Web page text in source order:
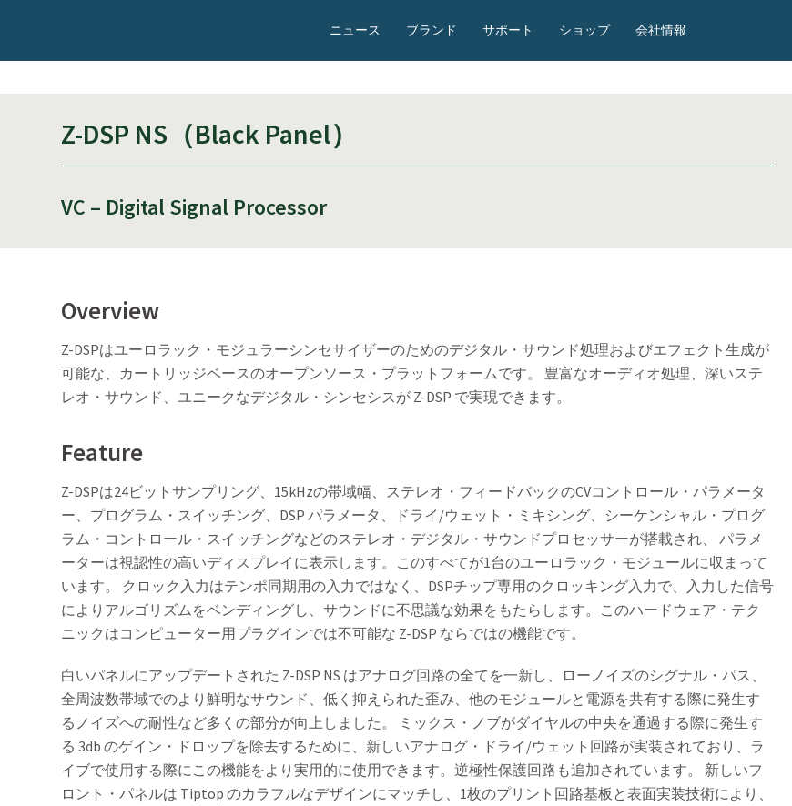
ニュース ブランド サポート ショップ 会社情報
Z-DSP NS（Black Panel）
VC – Digital Signal Processor
Overview
Z-DSPはユーロラック・モジュラーシンセサイザーのためのデジタル・サウンド処理およびエフェクト生成が
可能な、カートリッジベースのオープンソース・プラットフォームです。 豊富なオーディオ処理、深いステ
レオ・サウンド、ユニークなデジタル・シンセシスが Z-DSP で実現できます。
Feature
Z-DSPは24ビットサンプリング、15kHzの帯域幅、ステレオ・フィードバックのCVコントロール・パラメータ
ー、プログラム・スイッチング、DSP パラメータ、ドライ/ウェット・ミキシング、シーケンシャル・プログ
ラム・コントロール・スイッチングなどのステレオ・デジタル・サウンドプロセッサーが搭載され、 パラメ
ーターは視認性の高いディスプレイに表示します。このすべてが1台のユーロラック・モジュールに収まって
います。 クロック入力はテンポ同期用の入力ではなく、DSPチップ専用のクロッキング入力で、入力した信号
によりアルゴリズムをベンディングし、サウンドに不思議な効果をもたらします。このハードウェア・テク
ニックはコンピューター用プラグインでは不可能な Z-DSP ならではの機能です。
白いパネルにアップデートされた Z-DSP NS はアナログ回路の全てを一新し、ローノイズのシグナル・パス、
全周波数帯域でのより鮮明なサウンド、低く抑えられた歪み、他のモジュールと電源を共有する際に発生す
るノイズへの耐性など多くの部分が向上しました。 ミックス・ノブがダイヤルの中央を通過する際に発生す
る 3db のゲイン・ドロップを除去するために、新しいアナログ・ドライ/ウェット回路が実装されており、ラ
イブで使用する際にこの機能をより実用的に使用できます。逆極性保護回路も追加されています。 新しいフ
ロント・パネルは Tiptop のカラフルなデザインにマッチし、1枚のプリント回路基板と表面実装技術により、